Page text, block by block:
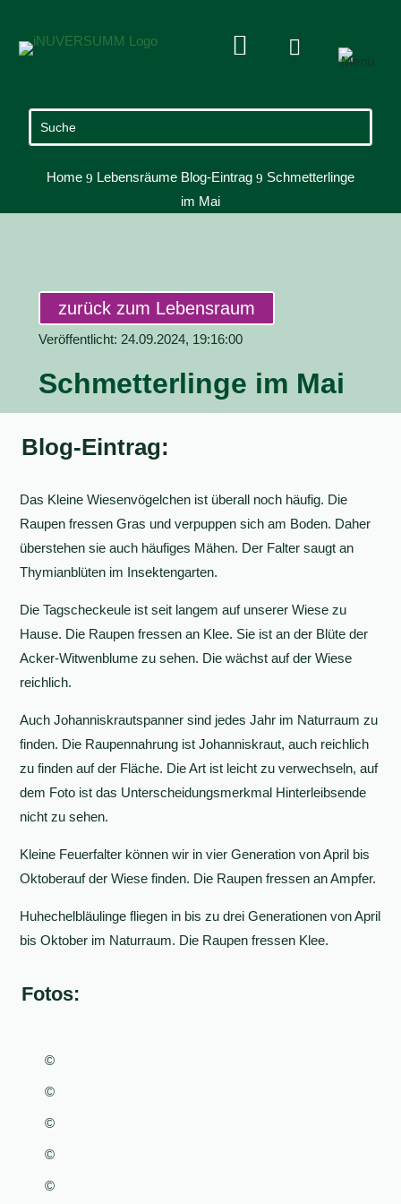
 
Home 9 Lebensräume Blog-Eintrag 9 Schmetterlinge
im Mai
zurück zum Lebensraum
Veröffentlicht: 24.09.2024, 19:16:00
Schmetterlinge im Mai
Blog-Eintrag:
Das Kleine Wiesenvögelchen ist überall noch häufig. Die
Raupen fressen Gras und verpuppen sich am Boden. Daher
überstehen sie auch häufiges Mähen. Der Falter saugt an
Thymianblüten im Insektengarten.
Die Tagscheckeule ist seit langem auf unserer Wiese zu
Hause. Die Raupen fressen an Klee. Sie ist an der Blüte der
Acker-Witwenblume zu sehen. Die wächst auf der Wiese
reichlich.
Auch Johanniskrautspanner sind jedes Jahr im Naturraum zu
finden. Die Raupennahrung ist Johanniskraut, auch reichlich
zu finden auf der Fläche. Die Art ist leicht zu verwechseln, auf
dem Foto ist das Unterscheidungsmerkmal Hinterleibsende
nicht zu sehen.
Kleine Feuerfalter können wir in vier Generation von April bis
Oktoberauf der Wiese finden. Die Raupen fressen an Ampfer.
Huhechelbläulinge fliegen in bis zu drei Generationen von April
bis Oktober im Naturraum. Die Raupen fressen Klee.
Fotos:
©
©
©
©
©